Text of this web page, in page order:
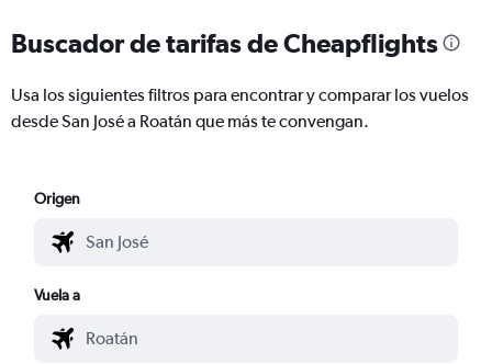
Buscador de tarifas de Cheapflights
Usa los siguientes filtros para encontrar y comparar los vuelos
desde San José a Roatán que más te convengan.
Origen
Vuela a